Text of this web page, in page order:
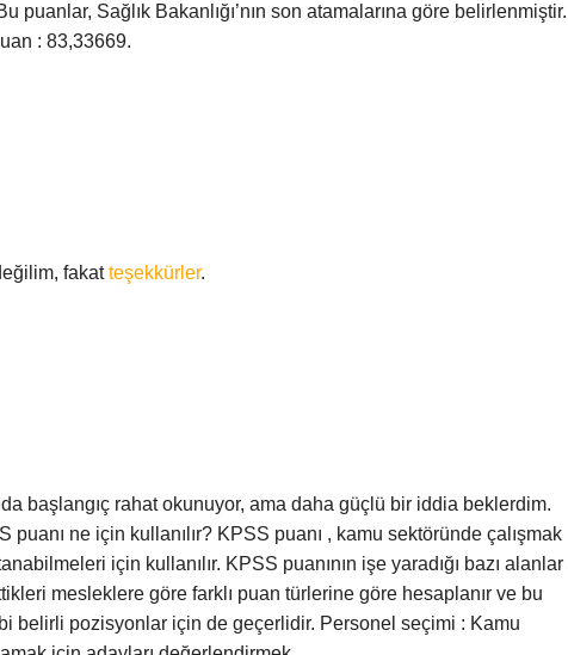
puanlar, Sağlık Bakanlığı’nın son atamalarına göre belirlenmiştir.
: 83,33669.
fakatteşekkürler.
başlangıç rahat okunuyor, ama daha güçlü bir iddia beklerdim.
ne için kullanılır? KPSS puanı , kamu sektöründe çalışmak
için kullanılır. KPSS puanının işe yaradığı bazı alanlar
mesleklere göre farklı puan türlerine göre hesaplanır ve bu
belirli pozisyonlar için de geçerlidir. Personel seçimi : Kamu